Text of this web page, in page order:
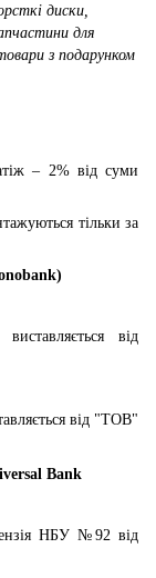
диски,
для
з подарунком
– 2% від суми
тільки за
від
від "ТОВ"
Bank
НБУ №92 від